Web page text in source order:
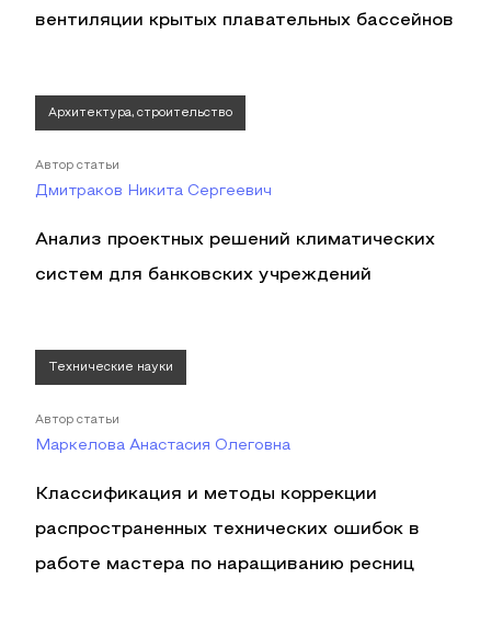
вентиляции крытых плавательных бассейнов
Архитектура, строительство
Автор статьи
Дмитраков Никита Сергеевич
Анализ проектных решений климатических
систем для банковских учреждений
Технические науки
Автор статьи
Маркелова Анастасия Олеговна
Классификация и методы коррекции
распространенных технических ошибок в
работе мастера по наращиванию ресниц